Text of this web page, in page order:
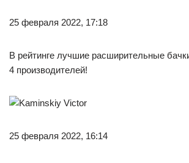
25 февраля 2022, 17:18
В рейтинге лучшие расширительные
4 производителей!
25 февраля 2022, 16:14